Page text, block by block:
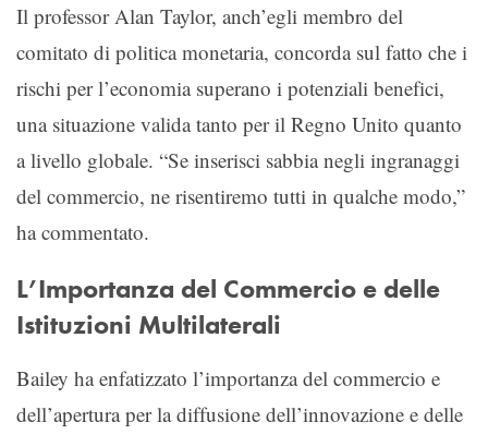
Il professor Alan Taylor, anch’egli membro del
comitato di politica monetaria, concorda sul fatto che i
rischi per l’economia superano i potenziali benefici,
una situazione valida tanto per il Regno Unito quanto
a livello globale. “Se inserisci sabbia negli ingranaggi
del commercio, ne risentiremo tutti in qualche modo,”
ha commentato.
L’Importanza del Commercio e delle
Istituzioni Multilaterali
Bailey ha enfatizzato l’importanza del commercio e
dell’apertura per la diffusione dell’innovazione e delle